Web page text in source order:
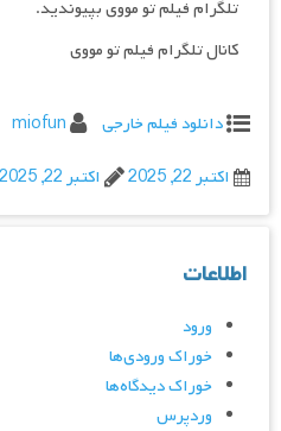
تلگرام فیلم تو مووی بپیوندید.
کانال تلگرام فیلم تو مووی
دانلود فیلم خارجی
miofun
اکتبر 22, 2025
اکتبر 22, 2025
اطلاعات
ورود
خوراک ورودی‌ها
خوراک دیدگاه‌ها
وردپرس